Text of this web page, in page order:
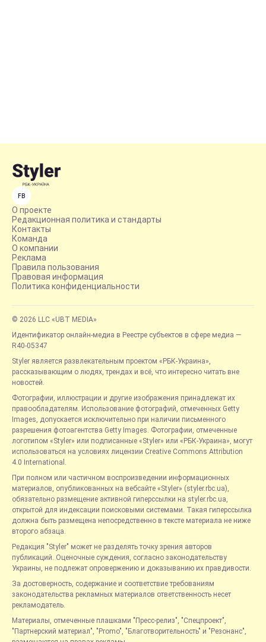
FB
О проекте
Редакционная политика и стандарты
Контакты
Команда
О компании
Реклама
Правила пользования
Правовая информация
Политика конфиденциальности
© 2026 LLC «UBT MEDIA»
Идентификатор онлайн-медиа в Реестре субъектов в сфере медиа —
R40-05347
Styler является развлекательным проектом «РБК-Украина»,
рассказывающим о людях, трендах и всё, что интересно читать вне
новостей.
Фотографии, иллюстрации и другие изображения принадлежат их
правообладателям. Использование фотографий, отмеченных Getty
Images, допускается исключительно при наличии письменного
разрешения фотоагентства Getty Images. Фотографии, отмеченные
логотипом «Styler» или подписанные «Styler» или «РБК-Украина», могут
использоваться на условиях лицензии Creative Commons Attribution
4.0 International.
При полном или частичном воспроизведении информационных
материалов, опубликованных на вебсайте «Styler» (styler.rbc.ua),
обязательно размещение активной гиперссылки на styler.rbc.ua,
открытой для индексации поисковыми системами. Такая гиперссылка
должна быть размещена непосредственно в тексте материала не ниже
второго абзаца.
Редакция "Styler" может не разделять точку зрения авторов
публикаций. Оценочные суждения, согласно законодательству
Украины, не подлежат опровержению и доказыванию их правдивости.
За достоверность, содержание и соответствие требованиям
законодательства рекламных материалов ответственность несет
рекламодатель.
Материалы, отмеченные плашками "Пресс-релиз", "Спецпроект",
"Партнерский материал", "Promo", "Благотворительность" и "Резонанс",